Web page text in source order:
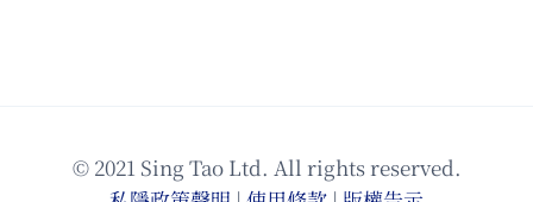
© 2021 Sing Tao Ltd. All rights reserved.